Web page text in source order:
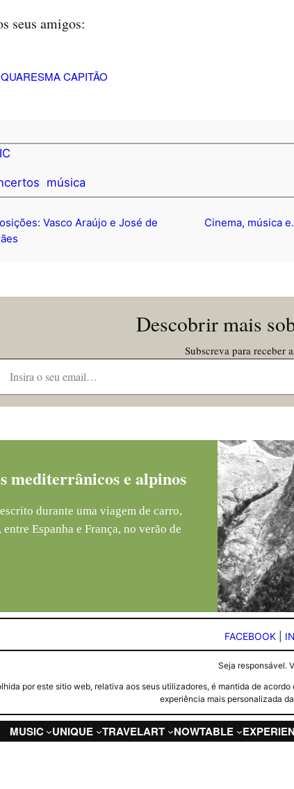
seus amigos:
CAPITÃO
música
Vasco Araújo e José de
Cinema, música
Descobrir mais
Subscreva para receber
o seu email…
mediterrânicos e alpinos
durante uma viagem de carro,
Espanha e França, no verão de
FACEBOOK
Seja responsável.
por este sitio web, relativa aos seus utilizadores, é mantida de
experiência mais personalizada
MUSIC UNIQUE TRAVELART NOWTABLE